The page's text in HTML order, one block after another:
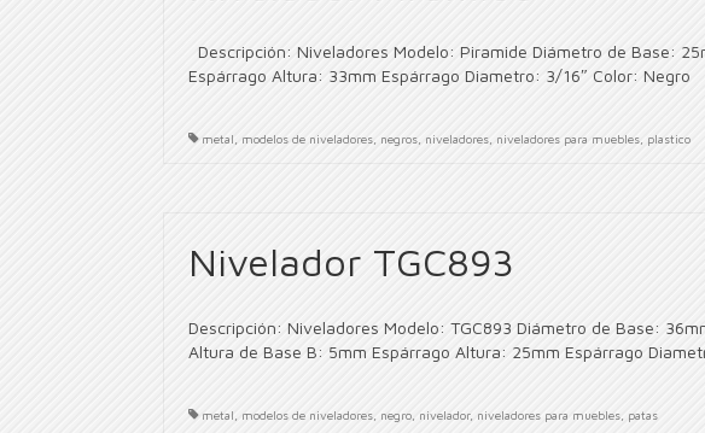
Descripción: Niveladores Modelo: Piramide Diámetro de Base:
Espárrago Altura: 33mm Espárrago Diametro: 3/16″ Color: Negro
metal modelos de niveladores negros niveladores niveladores para muebles plastico
Nivelador TGC893
Descripción: Niveladores Modelo: TGC893 Diámetro de Base:
Altura de Base B: 5mm Espárrago Altura: 25mm Espárrago
metal modelos de niveladores negro nivelador, niveladores para muebles patas